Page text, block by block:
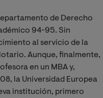
de Derecho
94-95. Sin
al servicio de la
Aunque, finalmente,
en un MBA y,
la Universidad Europea
institución, primero